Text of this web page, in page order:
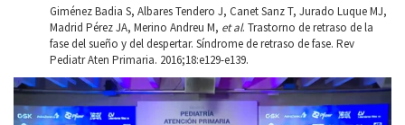
Giménez Badia S, Albares Tendero J, Canet Sanz T, Jurado Luque MJ,
Madrid Pérez JA, Merino Andreu M, et al. Trastorno de retraso de la
fase del sueño y del despertar. Síndrome de retraso de fase. Rev
Pediatr Aten Primaria. 2016;18:e129-e139.